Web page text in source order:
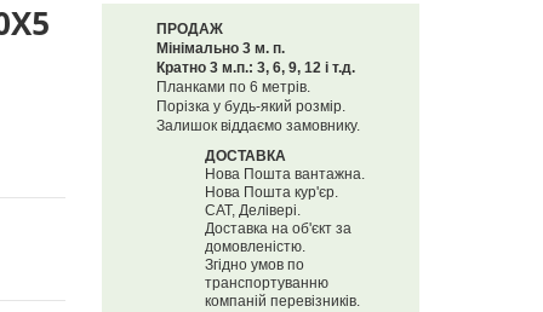
ПРОДАЖ
Мінімально 3 м. п.
Кратно 3 м.п.: 3, 6, 9, 12 і т.д.
Планками по 6 метрів.
Порізка у будь-який розмір.
Залишок віддаємо замовнику.
ДОСТАВКА
Нова Пошта вантажна.
Нова Пошта кур'єр.
САТ, Делівері.
Доставка на об'єкт за
домовленістю.
Згідно умов по
транспортуванню
компаній перевізників.